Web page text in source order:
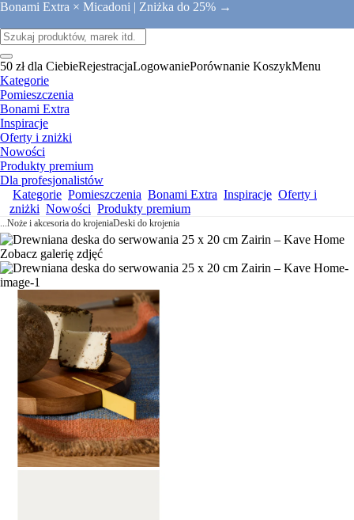
Bonami Extra × Micadoni | Zniżka do 25% →
50 zł dla CiebieRejestracjaLogowaniePorównanie KoszykMenu
Kategorie
Pomieszczenia
Bonami Extra
Inspiracje
Oferty i zniżki
Nowości
Produkty premium
Dla profesjonalistów
Kategorie Pomieszczenia Bonami Extra Inspiracje Oferty i
zniżki Nowości Produkty premium
...Noże i akcesoria do krojeniaDeski do krojenia
Zobacz galerię zdjęć